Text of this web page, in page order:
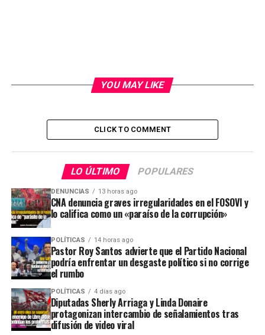
YOU MAY LIKE
CLICK TO COMMENT
LO ÚLTIMO POPULARES
DENUNCIAS 13 horas ago
CNA denuncia graves irregularidades en el FOSOVI y
lo califica como un «paraíso de la corrupción»
POLÍTICAS 14 horas ago
Pastor Roy Santos advierte que el Partido Nacional
podría enfrentar un desgaste político si no corrige
el rumbo
POLÍTICAS 4 días ago
Diputadas Sherly Arriaga y Linda Donaire
protagonizan intercambio de señalamientos tras
difusión de video viral